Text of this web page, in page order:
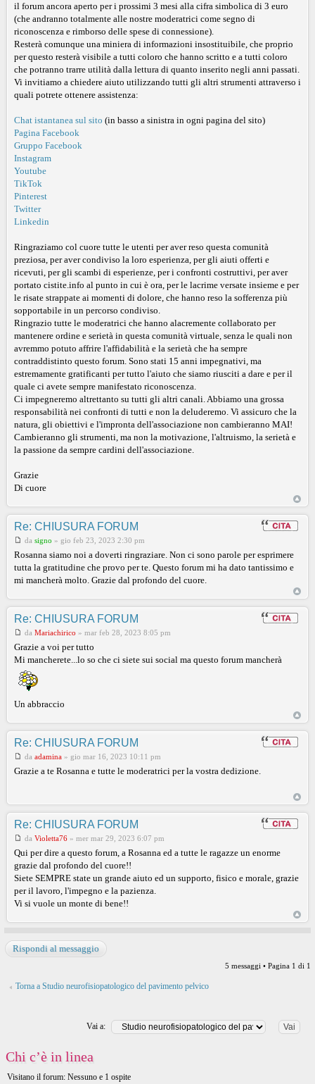
il forum ancora aperto per i prossimi 3 mesi alla cifra simbolica di 3 euro
(che andranno totalmente alle nostre moderatrici come segno di
riconoscenza e rimborso delle spese di connessione).
Resterà comunque una miniera di informazioni insostituibile, che proprio
per questo resterà visibile a tutti coloro che hanno scritto e a tutti coloro
che potranno trarre utilità dalla lettura di quanto inserito negli anni passati.
Vi invitiamo a chiedere aiuto utilizzando tutti gli altri strumenti attraverso i
quali potrete ottenere assistenza:
Chat istantanea sul sito (in basso a sinistra in ogni pagina del sito)
Pagina Facebook
Gruppo Facebook
Instagram
Youtube
TikTok
Pinterest
Twitter
Linkedin
Ringraziamo col cuore tutte le utenti per aver reso questa comunità
preziosa, per aver condiviso la loro esperienza, per gli aiuti offerti e
ricevuti, per gli scambi di esperienze, per i confronti costruttivi, per aver
portato cistite.info al punto in cui è ora, per le lacrime versate insieme e per
le risate strappate ai momenti di dolore, che hanno reso la sofferenza più
sopportabile in un percorso condiviso.
Ringrazio tutte le moderatrici che hanno alacremente collaborato per
mantenere ordine e serietà in questa comunità virtuale, senza le quali non
avremmo potuto affrire l'affidabilità e la serietà che ha sempre
contraddistinto questo forum. Sono stati 15 anni impegnativi, ma
estremamente gratificanti per tutto l'aiuto che siamo riusciti a dare e per il
quale ci avete sempre manifestato riconoscenza.
Ci impegneremo altrettanto su tutti gli altri canali. Abbiamo una grossa
responsabilità nei confronti di tutti e non la deluderemo. Vi assicuro che la
natura, gli obiettivi e l'impronta dell'associazione non cambieranno MAI!
Cambieranno gli strumenti, ma non la motivazione, l'altruismo, la serietà e
la passione da sempre cardini dell'associazione.
Grazie
Di cuore
Re: CHIUSURA FORUM
da signo » gio feb 23, 2023 2:30 pm
Rosanna siamo noi a doverti ringraziare. Non ci sono parole per esprimere
tutta la gratitudine che provo per te. Questo forum mi ha dato tantissimo e
mi mancherà molto. Grazie dal profondo del cuore.
Re: CHIUSURA FORUM
da Mariachirico » mar feb 28, 2023 8:05 pm
Grazie a voi per tutto
Mi mancherete...lo so che ci siete sui social ma questo forum mancherà
Un abbraccio
Re: CHIUSURA FORUM
da adamina » gio mar 16, 2023 10:11 pm
Grazie a te Rosanna e tutte le moderatrici per la vostra dedizione.
Re: CHIUSURA FORUM
da Violetta76 » mer mar 29, 2023 6:07 pm
Qui per dire a questo forum, a Rosanna ed a tutte le ragazze un enorme
grazie dal profondo del cuore!!
Siete SEMPRE state un grande aiuto ed un supporto, fisico e morale, grazie
per il lavoro, l'impegno e la pazienza.
Vi si vuole un monte di bene!!
Rispondi al messaggio
5 messaggi • Pagina 1 di 1
Torna a Studio neurofisiopatologico del pavimento pelvico
Vai a:
Chi c’è in linea
Visitano il forum: Nessuno e 1 ospite